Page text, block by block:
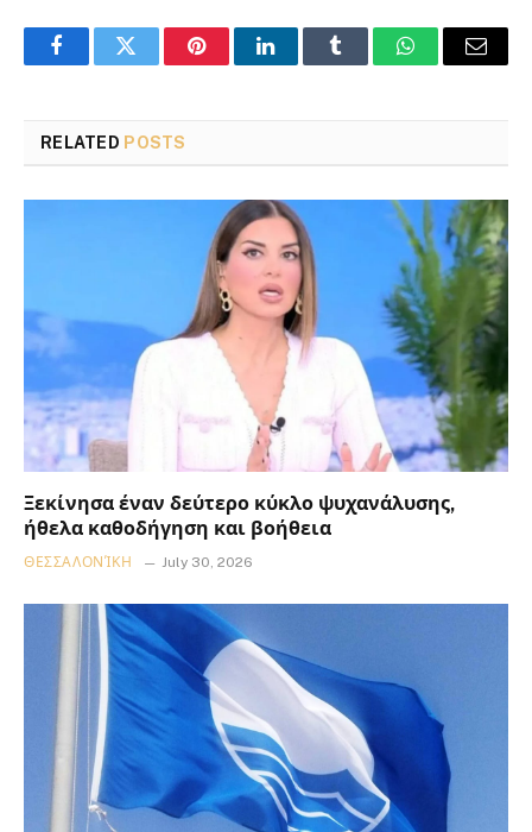
FacebookTwitter PinterestLinkedInTumblr WhatsAppEmail
RELATED POSTS
Ξεκίνησα έναν δεύτερο κύκλο ψυχανάλυσης,
ήθελα καθοδήγηση και βοήθεια
ΘΕΣΣΑΛΟΝΊΚΗ July 30, 2026